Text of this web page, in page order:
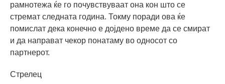
рамнотежа ќе го почувствуваат она кон што се
стремат следната година. Токму поради ова ќе
помислат дека конечно е дојдено време да се смират
и да направат чекор понатаму во односот со
партнерот.
Стрелец